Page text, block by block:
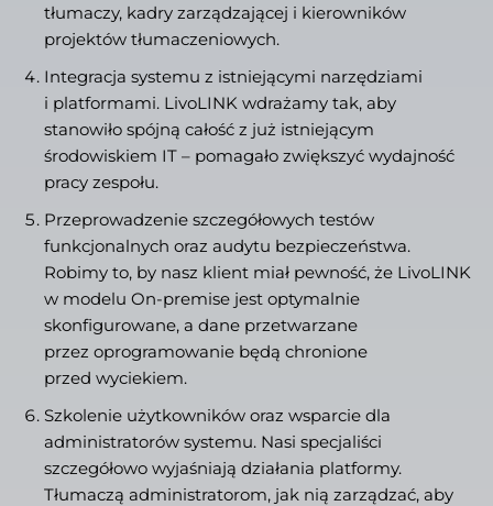
tłumaczy, kadry zarządzającej i kierowników
projektów tłumaczeniowych.
Integracja systemu z istniejącymi narzędziami
i platformami. LivoLINK wdrażamy tak, aby
stanowiło spójną całość z już istniejącym
środowiskiem IT – pomagało zwiększyć wydajność
pracy zespołu.
Przeprowadzenie szczegółowych testów
funkcjonalnych oraz audytu bezpieczeństwa.
Robimy to, by nasz klient miał pewność, że LivoLINK
w modelu On-premise jest optymalnie
skonfigurowane, a dane przetwarzane
przez oprogramowanie będą chronione
przed wyciekiem.
Szkolenie użytkowników oraz wsparcie dla
administratorów systemu. Nasi specjaliści
szczegółowo wyjaśniają działania platformy.
Tłumaczą administratorom, jak nią zarządzać, aby